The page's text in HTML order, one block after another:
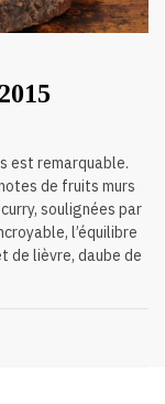
est remarquable.
de fruits murs
soulignées par
l’équilibre
de lièvre, daube de